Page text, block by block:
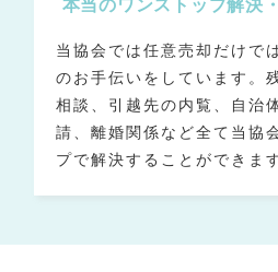
本当のワンストップ解決
当協会では任意売却だけで
のお手伝いをしています。
相談、引越先の内覧、自治
請、離婚関係など全て当協
プで解決することができます